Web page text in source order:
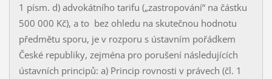
1 písm. d) advokátního tarifu („zastropování“ na částku
500 000 Kč), a to bez ohledu na skutečnou hodnotu
předmětu sporu, je v rozporu s ústavním pořádkem
České republiky, zejména pro porušení následujících
ústavních principů: a) Princip rovnosti v právech (čl. 1